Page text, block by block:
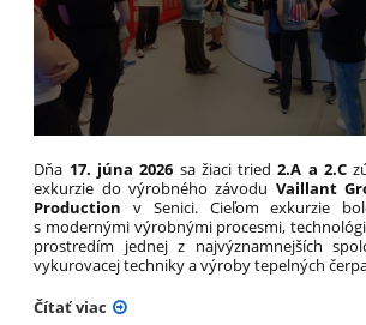
Dňa 17. júna 2026 sa žiaci tried2.A a 2.C
exkurzie do výrobného závodu Vaillant
Production v Senici. Cieľom exkurzie
s modernými výrobnými procesmi,
prostredím jednej z najvýznamnejších
vykurovacej techniky a výroby tepelných
Čítať viac